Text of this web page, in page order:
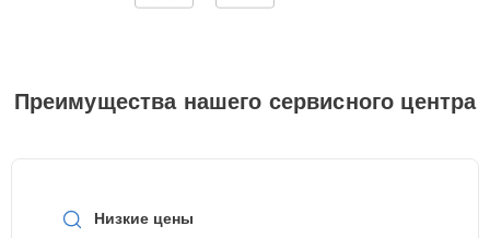
Преимущества нашего сервисного центра
Низкие цены